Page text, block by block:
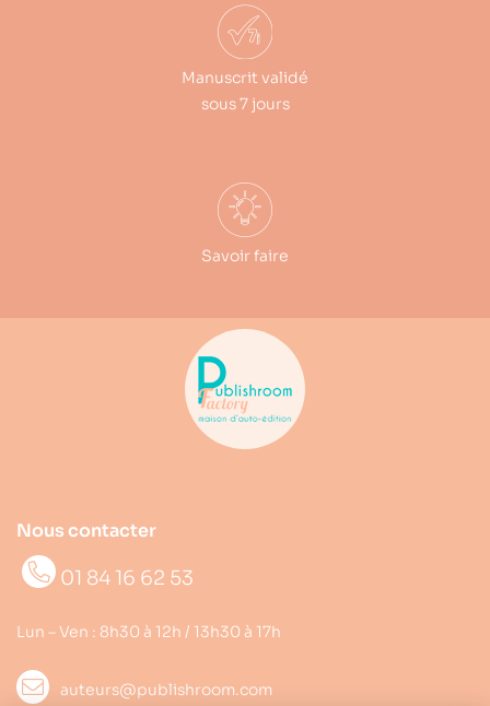
Manuscrit validé
sous 7 jours
Savoir faire
Nous contacter
01 84 16 62 53
Lun – Ven : 8h30 à 12h / 13h30 à 17h
auteurs@publishroom.com